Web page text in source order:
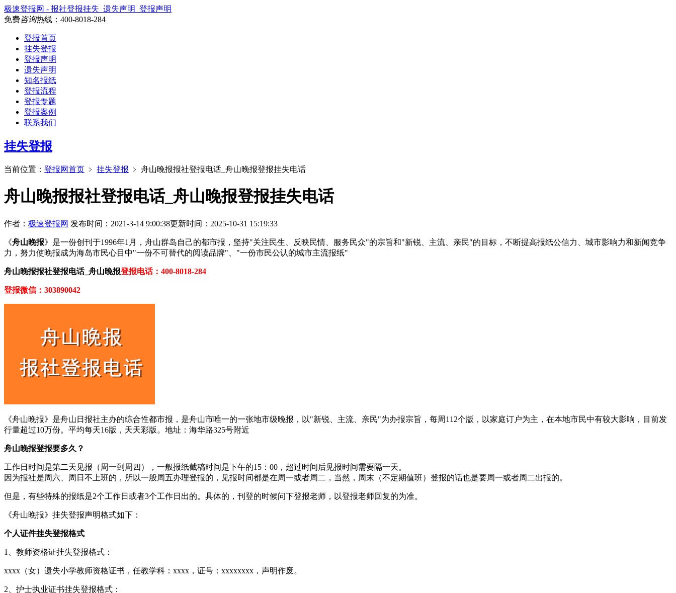
极速登报网 - 报社登报挂失_遗失声明_登报声明
免费咨询热线： 400-8018-284
登报首页
挂失登报
登报声明
遗失声明
知名报纸
登报流程
登报专题
登报案例
联系我们
挂失登报
当前位置： 登报网首页 ﹥ 挂失登报 ﹥ 舟山晚报报社登报电话_舟山晚报登报挂失电话
舟山晚报报社登报电话_舟山晚报登报挂失电话
作者： 极速登报网 发布时间：2021-3-14 9:00:38更新时间：2025-10-31 15:19:33
《舟山晚报》是一份创刊于1996年1月，舟山群岛自己的都市报，坚持"关注民生、反映民情、服务民众"的宗旨和"新锐、主流、亲民"的目标，不断提高报纸公信力、城市影响力和新闻竞争
力，努力使晚报成为海岛市民心目中"一份不可替代的阅读品牌"、"一份市民公认的城市主流报纸"
舟山晚报报社登报电话_舟山晚报登报电话：400-8018-284
登报微信：303890042
《舟山晚报》是舟山日报社主办的综合性都市报，是舟山市唯一的一张地市级晚报，以"新锐、主流、亲民"为办报宗旨，每周112个版，以家庭订户为主，在本地市民中有较大影响，目前发
行量超过10万份。平均每天16版，天天彩版。地址：海华路325号附近
舟山晚报登报要多久？
工作日时间是第二天见报（周一到周四），一般报纸截稿时间是下午的15：00，超过时间后见报时间需要隔一天。
因为报社是周六、周日不上班的，所以一般周五办理登报的，见报时间都是在周一或者周二，当然，周末（不定期值班）登报的话也是要周一或者周二出报的。
但是，有些特殊的报纸是2个工作日或者3个工作日出的。具体的，刊登的时候问下登报老师，以登报老师回复的为准。
《舟山晚报》挂失登报声明格式如下：
个人证件挂失登报格式
1、教师资格证挂失登报格式：
xxxx（女）遗失小学教师资格证书，任教学科：xxxx，证号：xxxxxxxx，声明作废。
2、护士执业证书挂失登报格式：